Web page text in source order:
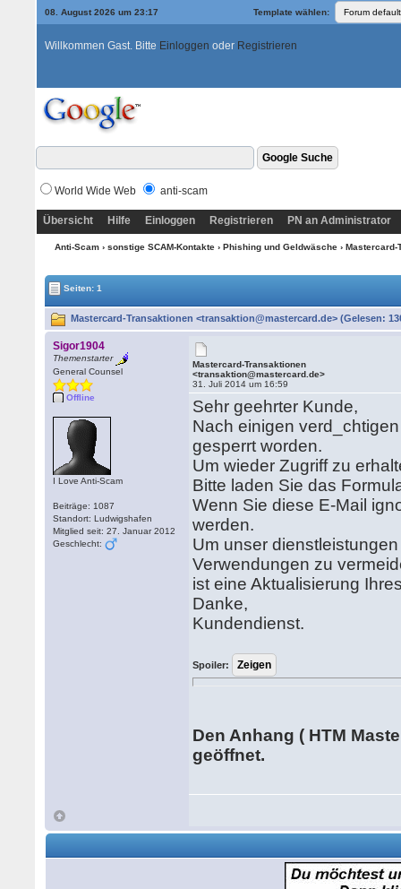
08. August 2026 um 23:17 Template wählen:
Willkommen Gast. Bitte Einloggen oder Registrieren
World Wide Web anti-scam
Übersicht Hilfe Einloggen Registrieren PN an Administrator
Anti-Scam› sonstige SCAM-Kontakte› Phishing und Geldwäsche› Mastercard-
Seiten: 1
Mastercard-Transaktionen <transaktion@mastercard.de> (Gelesen:
Sigor1904
Themenstarter
General Counsel
Offline
I Love Anti-Scam
Beiträge: 1087
Standort: Ludwigshafen
Mitglied seit: 27. Januar 2012
Geschlecht:
Mastercard-Transaktionen
<transaktion@mastercard.de>
31. Juli 2014 um 16:59
Sehr geehrter Kunde,
Nach einigen
gesperrt worden.
Um wieder Zugriff zu
Bitte laden Sie das
Wenn Sie diese E-Mail
werden.
Um unser
Verwendungen zu
ist eine Aktualisierung
Danke,
Kundendienst.
Spoiler:
Den Anhang ( HTM
geöffnet.